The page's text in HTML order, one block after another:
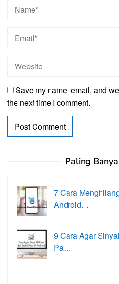
Save my name, email, and
the next time I comment.
Paling
7 Cara
Android…
9 Cara Agar
Pa…